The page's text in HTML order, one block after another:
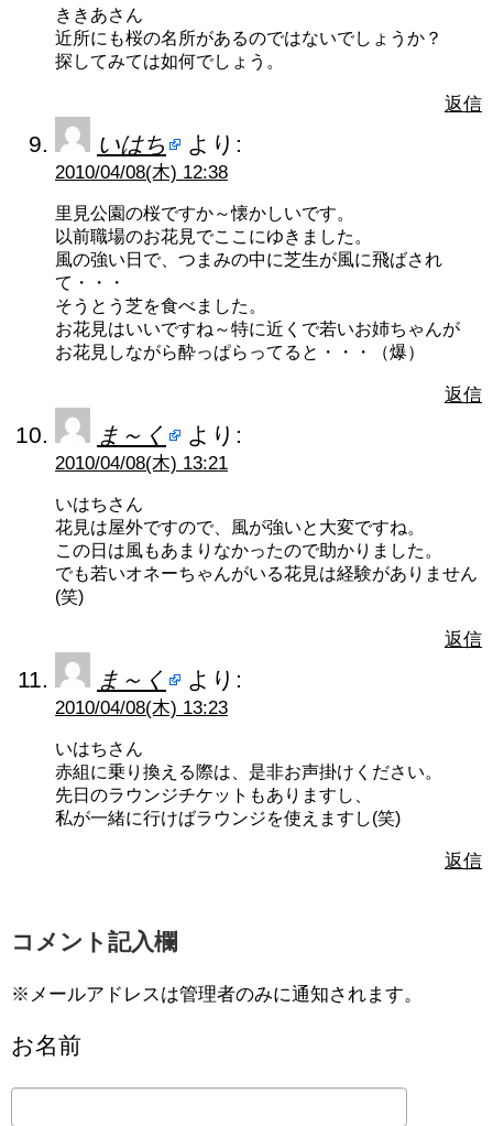
ききあさん
近所にも桜の名所があるのではないでしょうか？
探してみては如何でしょう。
返信
いはち より:
2010/04/08(木) 12:38
里見公園の桜ですか～懐かしいです。
以前職場のお花見でここにゆきました。
風の強い日で、つまみの中に芝生が風に飛ばされ
て・・・
そうとう芝を食べました。
お花見はいいですね～特に近くで若いお姉ちゃんが
お花見しながら酔っぱらってると・・・（爆）
返信
ま～く より:
2010/04/08(木) 13:21
いはちさん
花見は屋外ですので、風が強いと大変ですね。
この日は風もあまりなかったので助かりました。
でも若いオネーちゃんがいる花見は経験がありません
(笑)
返信
ま～く より:
2010/04/08(木) 13:23
いはちさん
赤組に乗り換える際は、是非お声掛けください。
先日のラウンジチケットもありますし、
私が一緒に行けばラウンジを使えますし(笑)
返信
コメント記入欄
※メールアドレスは管理者のみに通知されます。
お名前